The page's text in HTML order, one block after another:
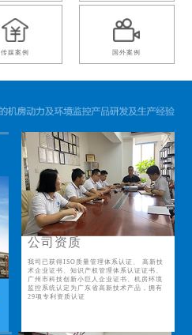
传媒案例 国外案例
公司资质
我司已获得ISO质量管理体系认证、 高新技
术企业证书、知识产权管理体系认证证书、
广州市科技创新小巨人企业证书、机房环境
监控系统认定为广东省高新技术产品，拥有
29项专利资质认证